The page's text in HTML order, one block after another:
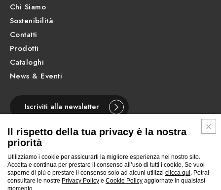
Chi Siamo
Sostenibilità
Contatti
Prodotti
Cataloghi
News & Eventi
Iscriviti alla newsletter
ITALIANO
Il rispetto della tua privacy è la nostra
priorità
Utilizziamo i cookie per assicurarti la migliore esperienza nel nostro sito.
Accetta e continua per prestare il consenso all’uso di tutti i cookie. Se vuoi
saperne di più o prestare il consenso solo ad alcuni utilizzi clicca qui. Potrai
consultare le nostre Privacy Policy e Cookie Policy aggiornate in qualsiasi
momento.